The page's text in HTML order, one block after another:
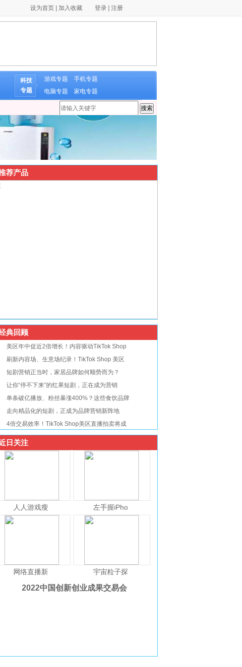
设为首页 加入收藏 登录 注册
科技
专题
游戏专题
手机专题
电脑专题
家电专题
荐产品
典回顾
美区年中促近2倍增长！内容驱动TikTok Shop
刷新内容场、生意场纪录！TikTok Shop 美区
短剧营销正当时，家居品牌如何顺势而为？
让你“停不下来”的红果短剧，正在成为营销
单条破亿播放、粉丝暴涨400%？这些食饮品牌
走向精品化的短剧，正成为品牌营销新阵地
4倍交易效率！TikTok Shop美区直播拍卖将成
日关注
人人游戏瘦 左手握iPho
网络直播新 宇宙粒子探
2022中国创新创业成果交易会